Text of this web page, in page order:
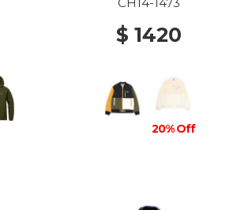
$ 1420
20% Off